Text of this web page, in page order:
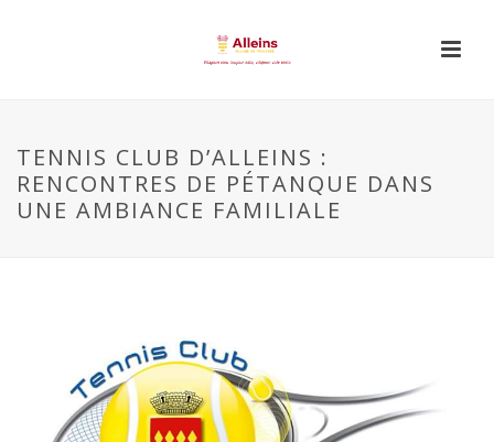
TENNIS CLUB D’ALLEINS :
RENCONTRES DE PÉTANQUE DANS
UNE AMBIANCE FAMILIALE